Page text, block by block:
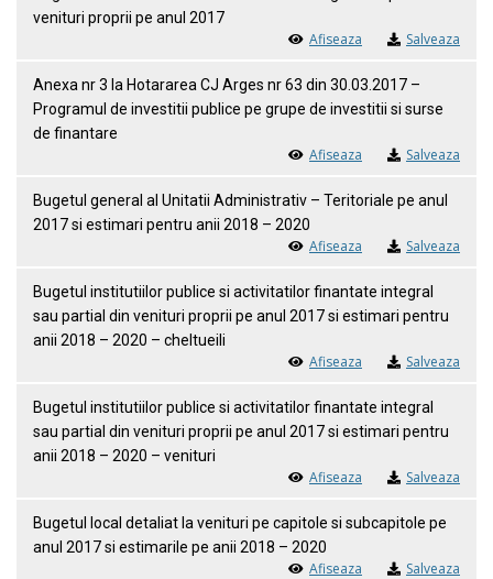
venituri proprii pe anul 2017
Afiseaza Salveaza
Anexa nr 3 la Hotararea CJ Arges nr 63 din 30.03.2017 –
Programul de investitii publice pe grupe de investitii si surse
de finantare
Afiseaza Salveaza
Bugetul general al Unitatii Administrativ – Teritoriale pe anul
2017 si estimari pentru anii 2018 – 2020
Afiseaza Salveaza
Bugetul institutiilor publice si activitatilor finantate integral
sau partial din venituri proprii pe anul 2017 si estimari pentru
anii 2018 – 2020 – cheltueili
Afiseaza Salveaza
Bugetul institutiilor publice si activitatilor finantate integral
sau partial din venituri proprii pe anul 2017 si estimari pentru
anii 2018 – 2020 – venituri
Afiseaza Salveaza
Bugetul local detaliat la venituri pe capitole si subcapitole pe
anul 2017 si estimarile pe anii 2018 – 2020
Afiseaza Salveaza